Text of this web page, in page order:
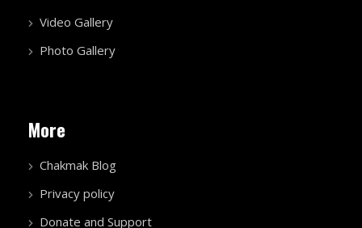
Video Gallery
Photo Gallery
More
Chakmak Blog
Privacy policy
Donate and Support